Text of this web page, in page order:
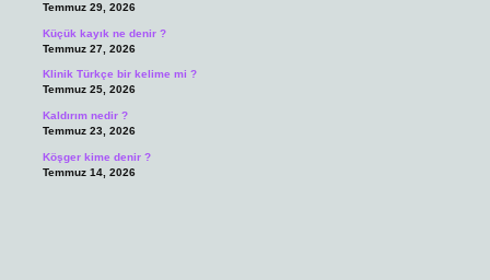
Temmuz 29, 2026
Küçük kayık ne denir ?
Temmuz 27, 2026
Klinik Türkçe bir kelime mi ?
Temmuz 25, 2026
Kaldırım nedir ?
Temmuz 23, 2026
Köşger kime denir ?
Temmuz 14, 2026